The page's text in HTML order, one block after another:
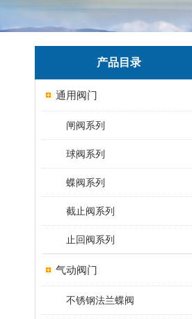
产品目录
通用阀门
闸阀系列
球阀系列
蝶阀系列
截止阀系列
止回阀系列
气动阀门
不锈钢法兰蝶阀